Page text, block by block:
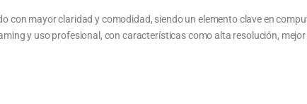
con mayor claridad y comodidad, siendo un elemento clave en
y uso profesional, con características como alta resolución,